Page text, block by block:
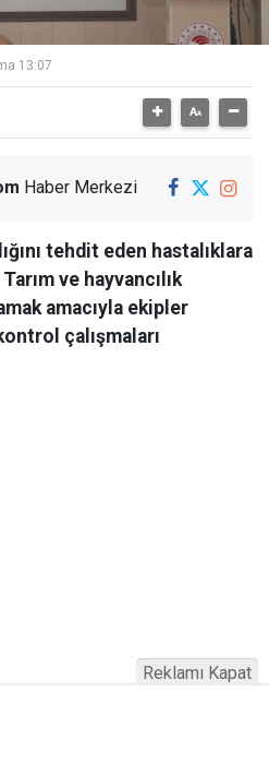
13:07
Haber Merkezi
tehdit eden hastalıklara
ve hayvancılık
amacıyla ekipler
çalışmaları
Reklamı Kapat